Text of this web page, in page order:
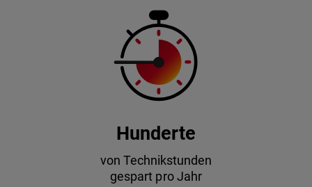
Hunderte
von Technikstunden
gespart pro Jahr